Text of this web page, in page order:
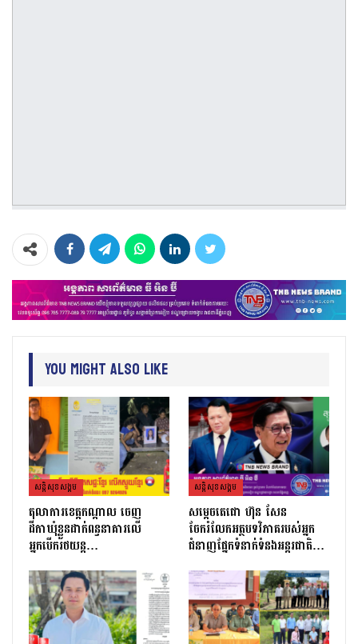
You Might Also Like
សន្តិសុខសង្គម
តុលាការខេត្តកណ្ដាល ចេញ
ដីកាឃុំខ្លួនដាក់ពន្ធនាគារលើ
អ្នកបើករថយន្ត…
សន្តិសុខសង្គម
សម្តេចតេជោ ហ៊ុន សែន
ចែករំលែកអត្ថបទវិភាគរបស់អ្នក
ជំនាញផ្នែកទំនាក់ទំនងអន្តរជាតិ…